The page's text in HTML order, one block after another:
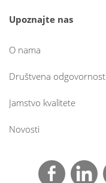
Upoznajte nas
O nama
Društvena odgovornost
Jamstvo kvalitete
Novosti